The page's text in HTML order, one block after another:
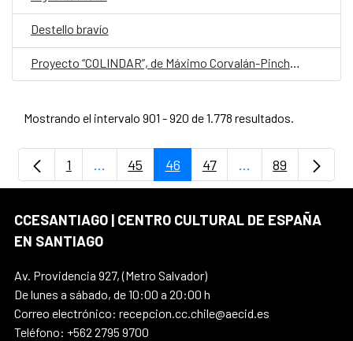
Destello bravío
Mostrando el intervalo 901 - 920 de 1.778 resultados.
Página
1 ...Páginas intermedias Use TAB para
Página
45 Página
46 Página
47 ...PáginasPágina
89
CCESANTIAGO | CENTRO CULTURAL DE ESPAÑA
EN SANTIAGO
Av. Providencia 927, (Metro Salvador)
De lunes a sábado, de 10:00 a 20:00 h
Correo electrónico: recepcion.cc.chile@aecid.es
Teléfono: +562 2795 9700